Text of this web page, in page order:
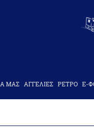
ΜΑΣ AΓΓΕΛΙΕΣ ΡΕΤΡΟ Ε-